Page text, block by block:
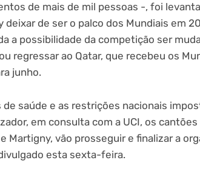
de mais de mil pessoas -, foi
de ser o palco dos Mundiais em
a possibilidade da competição ser
regressar ao Qatar, que recebeu os
junho.
de saúde e as restrições nacionais
em consulta com a UCI, os cantões
Martigny, vão prosseguir e finalizar a
esta sexta-feira.